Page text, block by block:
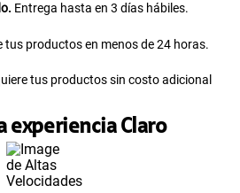
Entrega hasta en 3 días hábiles.
tus productos en menos de 24 horas.
tus productos sin costo adicional
experiencia Claro